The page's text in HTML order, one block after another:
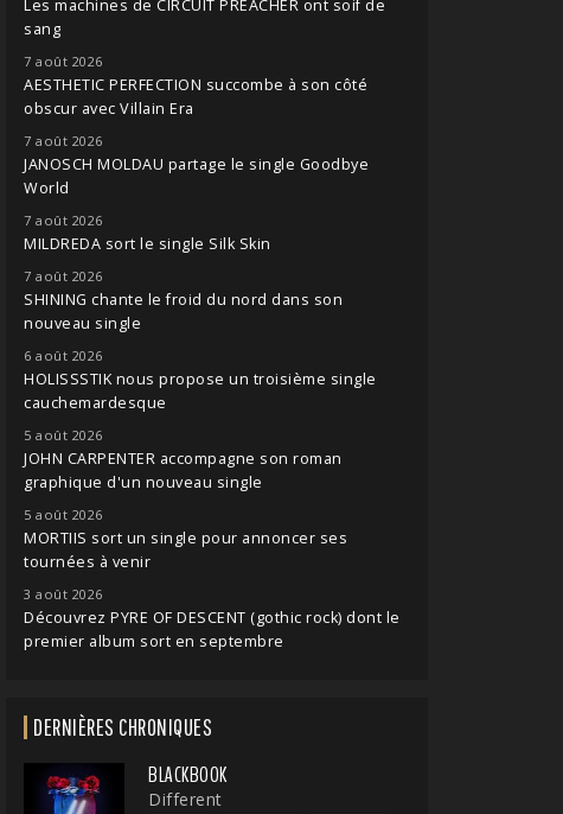
Les machines de CIRCUIT PREACHER ont soif de
sang
7 août 2026
AESTHETIC PERFECTION succombe à son côté
obscur avec Villain Era
7 août 2026
JANOSCH MOLDAU partage le single Goodbye
World
7 août 2026
MILDREDA sort le single Silk Skin
7 août 2026
SHINING chante le froid du nord dans son
nouveau single
6 août 2026
HOLISSSTIK nous propose un troisième single
cauchemardesque
5 août 2026
JOHN CARPENTER accompagne son roman
graphique d'un nouveau single
5 août 2026
MORTIIS sort un single pour annoncer ses
tournées à venir
3 août 2026
Découvrez PYRE OF DESCENT (gothic rock) dont le
premier album sort en septembre
DERNIÈRES CHRONIQUES
BLACKBOOK
Different